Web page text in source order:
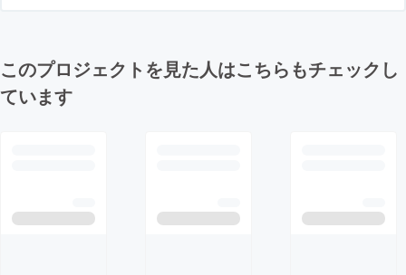
このプロジェクトを見た人はこちらもチェックし
ています